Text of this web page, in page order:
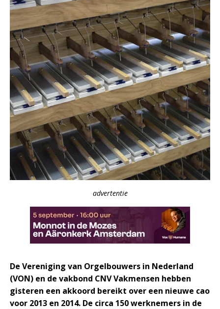
advertentie
De Vereniging van Orgelbouwers in Nederland
(VON) en de vakbond CNV Vakmensen hebben
gisteren een akkoord bereikt over een nieuwe cao
voor 2013 en 2014. De circa 150 werknemers in de